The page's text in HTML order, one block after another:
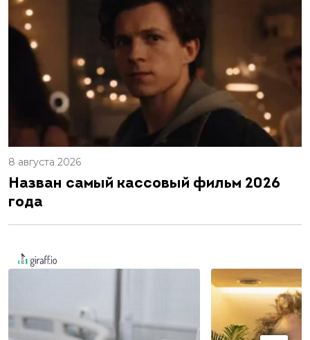
8 августа 2026
Назван самый кассовый фильм 2026
года